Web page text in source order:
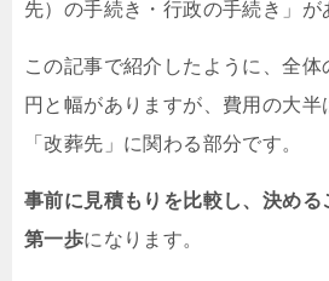
先）の手続き・行政の手続き」が
この記事で紹介したように、全
円と幅がありますが、費用の大半
「改葬先」に関わる部分です。
事前に見積もりを比較し、決める
第一歩になります。